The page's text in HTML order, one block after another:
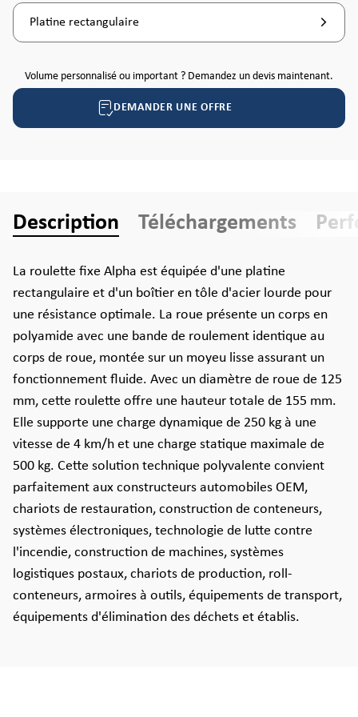
Platine rectangulaire
Volume personnalisé ou important ? Demandez un devis maintenant.
DEMANDER UNE OFFRE
Description Téléchargements
La roulette fixe Alpha est équipée d'une platine
rectangulaire et d'un boîtier en tôle d'acier lourde pour
une résistance optimale. La roue présente un corps en
polyamide avec une bande de roulement identique au
corps de roue, montée sur un moyeu lisse assurant un
fonctionnement fluide. Avec un diamètre de roue de 125
mm, cette roulette offre une hauteur totale de 155 mm.
Elle supporte une charge dynamique de 250 kg à une
vitesse de 4 km/h et une charge statique maximale de
500 kg. Cette solution technique polyvalente convient
parfaitement aux constructeurs automobiles OEM,
chariots de restauration, construction de conteneurs,
systèmes électroniques, technologie de lutte contre
l'incendie, construction de machines, systèmes
logistiques postaux, chariots de production, roll-
conteneurs, armoires à outils, équipements de transport,
équipements d'élimination des déchets et établis.